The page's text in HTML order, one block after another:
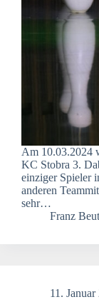
Am 10.03.2024
KC Stobra 3.
einziger Spieler
anderen
sehr…
Franz
11. Januar